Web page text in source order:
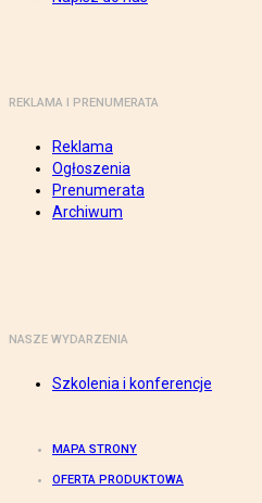
REKLAMA I PRENUMERATA
Reklama
Ogłoszenia
Prenumerata
Archiwum
NASZE WYDARZENIA
Szkolenia i konferencje
MAPA STRONY
OFERTA PRODUKTOWA